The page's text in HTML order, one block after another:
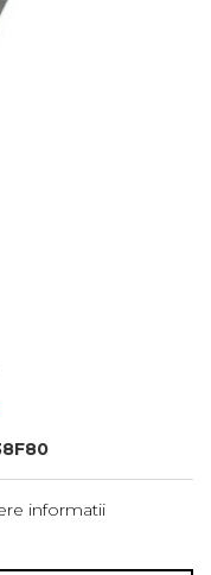
informatii